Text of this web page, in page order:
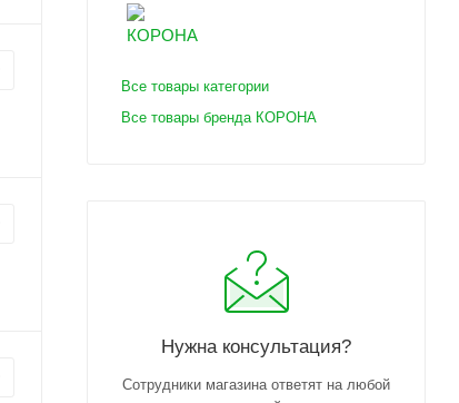
Все товары категории
Все товары бренда КОРОНА
Нужна консультация?
Сотрудники магазина ответят на любой